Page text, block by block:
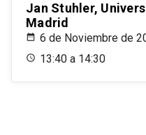
Jan Stuhler,
Madrid
6 de Noviembre de
13:40 a 14:30